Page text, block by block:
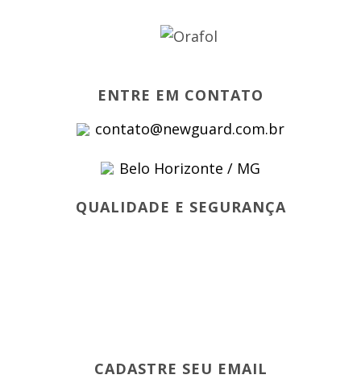
ENTRE EM CONTATO
contato@newguard.com.br
Belo Horizonte / MG
QUALIDADE E SEGURANÇA
CADASTRE SEU EMAIL